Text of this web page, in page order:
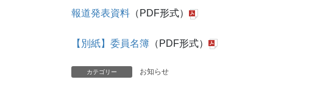
報道発表資料 （PDF形式）
【別紙】委員名簿 （PDF形式）
カテゴリー お知らせ